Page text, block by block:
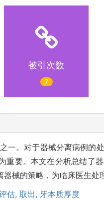
被引次数
7
一。对于器械分离病例的
重要。本文在分析总结了
械的策略，为临床医生处
估, 取出, 牙本质厚度